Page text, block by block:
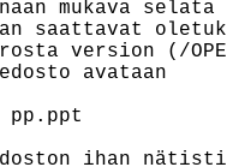
mukava
saattavat
version (/
avataan
pp.ppt
ihan nätisti